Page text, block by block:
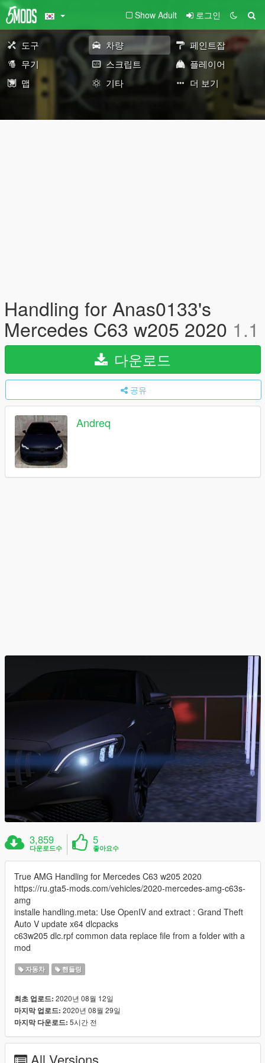
Show Adult 로그인
도구 차량
페인트잡
무기
스크립트
플레이어
맵
기타 더 보기
Handling for Anas0133's
Mercedes C63 w205 2020 1.1
다운로드
공유
Andreq
3,859
다운로드수
5
좋아요수
True AMG Handling for Mercedes C63 w205 2020
https://ru.gta5-mods.com/vehicles/2020-mercedes-amg-c63s-
amg
installe handling.meta: Use OpenIV and extract : Grand Theft
Auto V update x64 dlcpacks
c63w205 dlc.rpf common data replace file from a folder with a
mod
자동차 핸들링
최초 업로드: 2020년 08월 12일
마지막 업로드: 2020년 08월 29일
마지막 다운로드: 5시간 전
All Versions